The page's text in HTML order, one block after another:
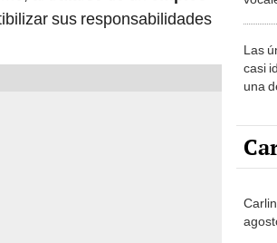
sus responsabilidades
Las
casi
una